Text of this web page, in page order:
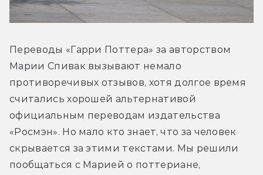
Переводы «Гарри Поттера» за авторством
Марии Спивак вызывают немало
противоречивых отзывов, хотя долгое время
считались хорошей альтернативой
официальным переводам издательства
«Росмэн». Но мало кто знает, что за человек
скрывается за этими текстами. Мы решили
пообщаться с Марией о поттериане,